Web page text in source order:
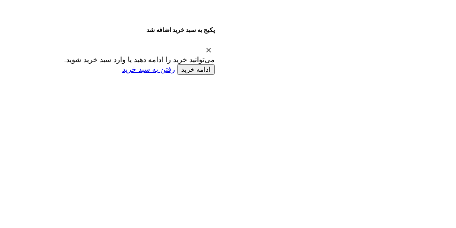
پکیج به سبد خرید اضافه شد
می‌توانید خرید را ادامه دهید یا وارد سبد خرید شوید.
ادامه خرید رفتن به سبد خرید